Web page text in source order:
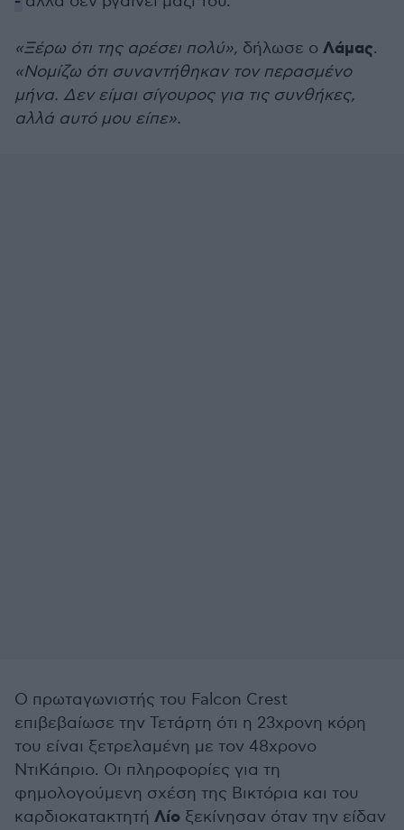
«Ξέρω ότι της αρέσει πολύ», δήλωσε ο Λάμας.
«Νομίζω ότι συναντήθηκαν τον περασμένο
μήνα. Δεν είμαι σίγουρος για τις συνθήκες,
αλλά αυτό μου είπε».
Ο πρωταγωνιστής του Falcon Crest
επιβεβαίωσε την Τετάρτη ότι η 23χρονη κόρη
του είναι ξετρελαμένη με τον 48χρονο
ΝτιΚάπριο. Οι πληροφορίες για τη
φημολογούμενη σχέση της Βικτόρια και του
καρδιοκατακτητή Λίο ξεκίνησαν όταν την είδαν